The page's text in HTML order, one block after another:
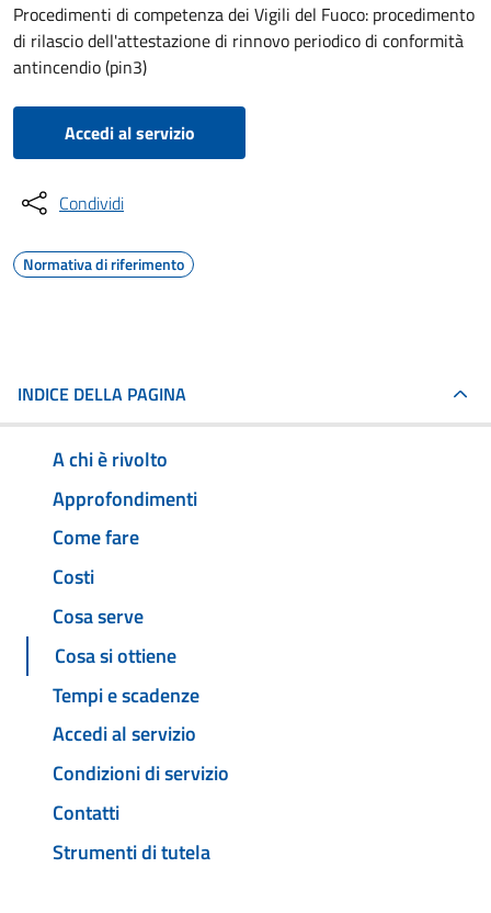
Procedimenti di competenza dei Vigili del Fuoco: procedimento
di rilascio dell'attestazione di rinnovo periodico di conformità
antincendio (pin3)
Accedi al servizio
Condividi
Normativa di riferimento
INDICE DELLA PAGINA
A chi è rivolto
Approfondimenti
Come fare
Costi
Cosa serve
Cosa si ottiene
Tempi e scadenze
Accedi al servizio
Condizioni di servizio
Contatti
Strumenti di tutela